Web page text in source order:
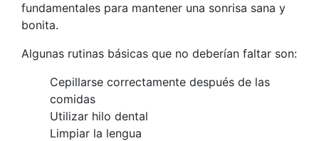
fundamentales para mantener una sonrisa sana y
bonita.
Algunas rutinas básicas que no deberían faltar son:
Cepillarse correctamente después de las
comidas
Utilizar hilo dental
Limpiar la lengua